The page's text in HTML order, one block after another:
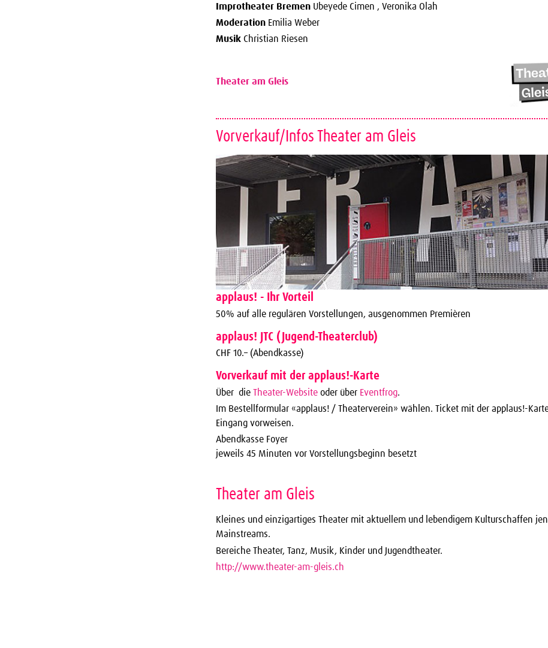
Improtheater Bremen Ubeyede Cimen , Veronika Olah
Moderation Emilia Weber
MusikChristian Riesen
Theater am Gleis
Vorverkauf/Infos Theater am Gleis
applaus! - Ihr Vorteil
50% auf alle regulären Vorstellungen, ausgenommen Premièren
applaus! JTC (Jugend-Theaterclub)
CHF 10.– (Abendkasse)
Vorverkauf mit der applaus!-Karte
Über die Theater-Website oder über Eventfrog.
Im Bestellformular «applaus! / Theaterverein» wählen. Ticket mit der applaus!-
Eingang vorweisen.
Abendkasse Foyer
jeweils 45 Minuten vor Vorstellungsbeginn besetzt
Theater am Gleis
Kleines und einzigartiges Theater mit aktuellem und lebendigem Kulturschaffen
Mainstreams.
Bereiche Theater, Tanz, Musik, Kinder und Jugendtheater.
http://www.theater-am-gleis.ch